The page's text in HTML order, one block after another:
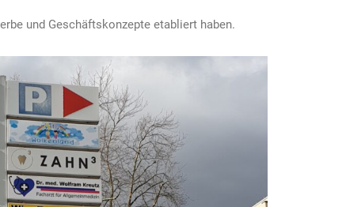
und Geschäftskonzepte etabliert haben.